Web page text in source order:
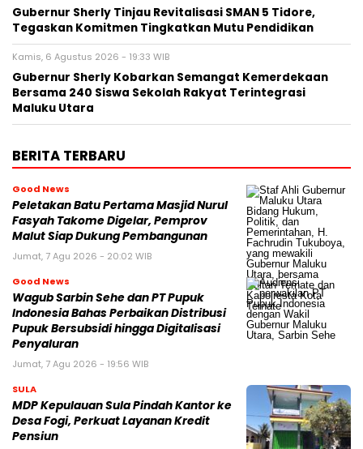
Gubernur Sherly Tinjau Revitalisasi SMAN 5 Tidore,
Tegaskan Komitmen Tingkatkan Mutu Pendidikan
Kamis, 6 Agustus 2026 - 19:33 WIB
Gubernur Sherly Kobarkan Semangat Kemerdekaan
Bersama 240 Siswa Sekolah Rakyat Terintegrasi
Maluku Utara
BERITA TERBARU
Good News
Peletakan Batu Pertama Masjid Nurul
Fasyah Takome Digelar, Pemprov
Malut Siap Dukung Pembangunan
Jumat, 7 Agu 2026 - 20:02 WIB
Good News
Wagub Sarbin Sehe dan PT Pupuk
Indonesia Bahas Perbaikan Distribusi
Pupuk Bersubsidi hingga Digitalisasi
Penyaluran
Jumat, 7 Agu 2026 - 19:56 WIB
SULA
MDP Kepulauan Sula Pindah Kantor ke
Desa Fogi, Perkuat Layanan Kredit
Pensiun